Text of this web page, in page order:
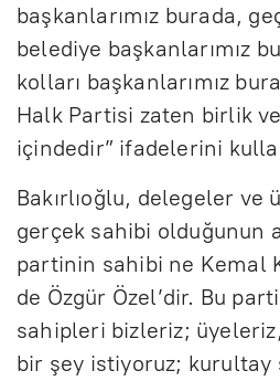
başkanlarımız burada,
belediye başkanlarımız
kolları başkanlarımız
Halk Partisi zaten birlik
içindedir” ifadelerini
Bakırlıoğlu, delegeler ve
gerçek sahibi olduğunun
partinin sahibi ne Kemal
de Özgür Özel’dir. Bu
sahipleri bizleriz;
bir şey istiyoruz; kurultay